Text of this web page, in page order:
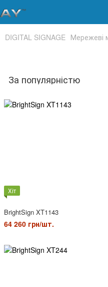
DIGITAL SIGNAGE Мережеві
За популярністю
Хіт
BrightSign XT1143
64 260 грн/шт.